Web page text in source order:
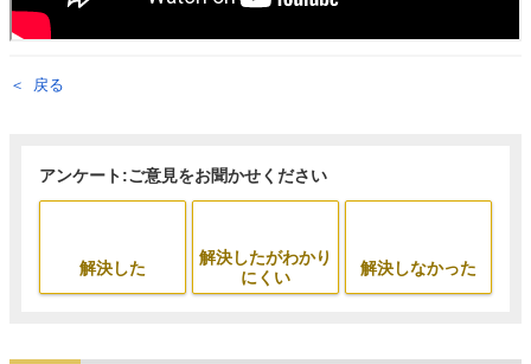
戻る
アンケート:ご意見をお聞かせください
解決した
解決したがわかり
にくい
解決しなかった